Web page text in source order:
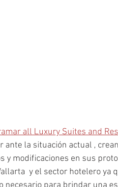
all Luxury Suites and
la situación actual ,
y modificaciones en sus
y el sector hotelero ya